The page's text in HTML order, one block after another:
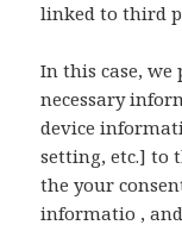
linked to third
In this case,
necessary
device
setting, etc.] to
the your
informatio , and